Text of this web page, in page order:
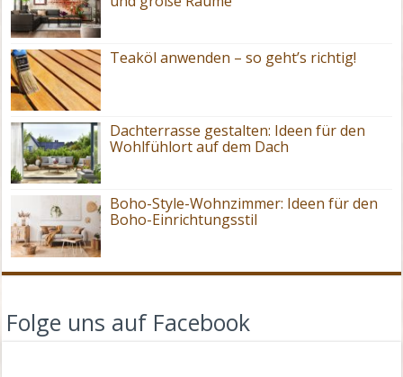
Teaköl anwenden – so geht’s richtig!
Dachterrasse gestalten: Ideen für den
Wohlfühlort auf dem Dach
Boho-Style-Wohnzimmer: Ideen für den
Boho-Einrichtungsstil
Folge uns auf Facebook